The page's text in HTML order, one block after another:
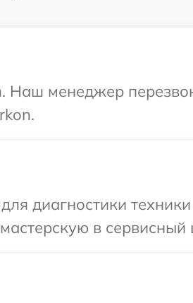
Наш менеджер
диагностики
в сервисный